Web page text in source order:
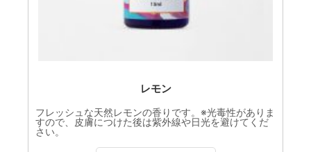
レモン
フレッシュな天然レモンの香りです。※光毒性がありま
すので、皮膚につけた後は紫外線や日光を避けてくだ
さい。